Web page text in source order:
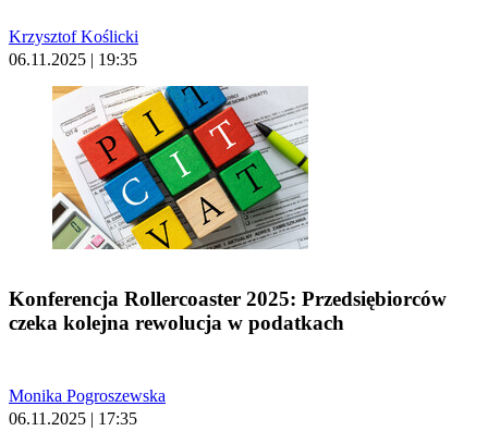
Krzysztof Koślicki
06.11.2025 | 19:35
Konferencja Rollercoaster 2025: Przedsiębiorców
czeka kolejna rewolucja w podatkach
Monika Pogroszewska
06.11.2025 | 17:35